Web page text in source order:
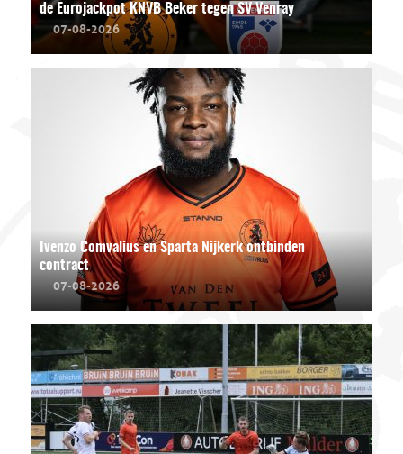
de Eurojackpot KNVB Beker tegen SV Venray
07-08-2026
Ivenzo Comvalius en Sparta Nijkerk ontbinden
contract
07-08-2026